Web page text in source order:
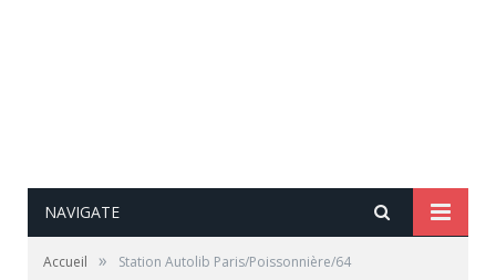
NAVIGATE
Accueil » Station Autolib Paris/Poissonnière/64